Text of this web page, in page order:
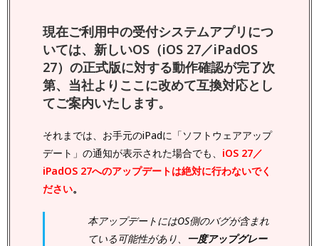
現在ご利用中の受付システムアプリにつ
いては、新しいOS（iOS 27／iPadOS
27）の正式版に対する動作確認が完了次
第、当社よりここに改めて互換対応とし
てご案内いたします。
それまでは、お手元のiPadに「ソフトウェアアップ
デート」の通知が表示された場合でも、 iOS 27／
iPadOS 27へのアップデートは絶対に行わないでく
ださい。
本アップデートにはOS側のバグが含まれ
ている可能性があり、
一度アップグレー